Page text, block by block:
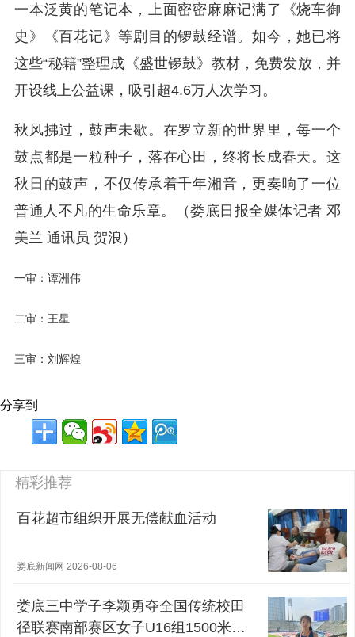
一本泛黄的笔记本，上面密密麻麻记满了《烧车御
史》《百花记》等剧目的锣鼓经谱。如今，她已将
这些“秘籍”整理成《盛世锣鼓》教材，免费发放，并
开设线上公益课，吸引超4.6万人次学习。
秋风拂过，鼓声未歇。在罗立新的世界里，每一个
鼓点都是一粒种子，落在心田，终将长成春天。这
秋日的鼓声，不仅传承着千年湘音，更奏响了一位
普通人不凡的生命乐章。（娄底日报全媒体记者 邓
美兰 通讯员 贺浪）
一审：谭洲伟
二审：王星
三审：刘辉煌
分享到
精彩推荐
百花超市组织开展无偿献血活动
娄底新闻网 2026-08-06
娄底三中学子李颖勇夺全国传统校田
径联赛南部赛区女子U16组1500米冠